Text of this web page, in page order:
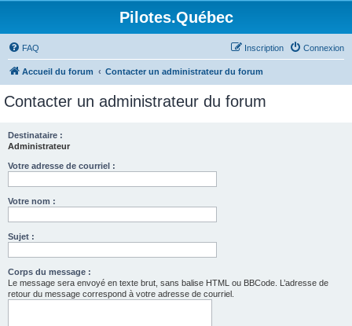
Pilotes.Québec
FAQ Connexion
Inscription
Accueil du forum Contacter un administrateur du forum
Contacter un administrateur du forum
Destinataire :
Administrateur
Votre adresse de courriel :
Votre nom :
Sujet :
Corps du message :
Le message sera envoyé en texte brut, sans balise HTML ou BBCode. L’adresse de
retour du message correspond à votre adresse de courriel.